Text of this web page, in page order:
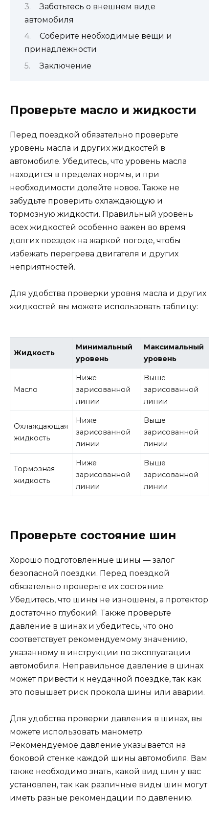
Заботьтесь о внешнем виде
автомобиля
Соберите необходимые вещи и
принадлежности
Заключение
Проверьте масло и жидкости
Перед поездкой обязательно проверьте
уровень масла и других жидкостей в
автомобиле. Убедитесь, что уровень масла
находится в пределах нормы, и при
необходимости долейте новое. Также не
забудьте проверить охлаждающую и
тормозную жидкости. Правильный уровень
всех жидкостей особенно важен во время
долгих поездок на жаркой погоде, чтобы
избежать перегрева двигателя и других
неприятностей.
Для удобства проверки уровня масла и других
жидкостей вы можете использовать таблицу:
Жидкость
Минимальный
уровень
Максимальный
уровень
Масло
Ниже
зарисованной
линии
Выше
зарисованной
линии
Охлаждающая
жидкость
Ниже
зарисованной
линии
Выше
зарисованной
линии
Тормозная
жидкость
Ниже
зарисованной
линии
Выше
зарисованной
линии
Проверьте состояние шин
Хорошо подготовленные шины — залог
безопасной поездки. Перед поездкой
обязательно проверьте их состояние.
Убедитесь, что шины не изношены, а протектор
достаточно глубокий. Также проверьте
давление в шинах и убедитесь, что оно
соответствует рекомендуемому значению,
указанному в инструкции по эксплуатации
автомобиля. Неправильное давление в шинах
может привести к неудачной поездке, так как
это повышает риск прокола шины или аварии.
Для удобства проверки давления в шинах, вы
можете использовать манометр.
Рекомендуемое давление указывается на
боковой стенке каждой шины автомобиля. Вам
также необходимо знать, какой вид шин у вас
установлен, так как различные виды шин могут
иметь разные рекомендации по давлению.